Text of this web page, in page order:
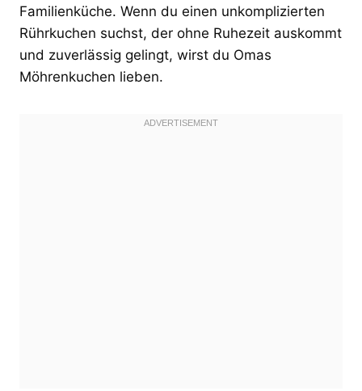
Familienküche. Wenn du einen unkomplizierten
Rührkuchen suchst, der ohne Ruhezeit auskommt
und zuverlässig gelingt, wirst du Omas
Möhrenkuchen lieben.